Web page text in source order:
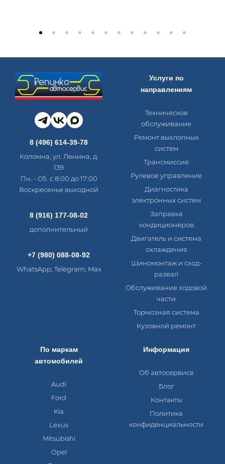
8 (496) 614-39-78
Коломна, ул. Ленина, д.
139
Пн. - Сб. с 8:00 до 17:00
Воскресенье выходной
8 (916) 177-08-02
дополнительный
+7 (980) 088-08-92
WhatsApp; Telegram; Max
Услуги по
направлениям
Техническое
обслуживание
Ремонт выхлопных
систем
Трансмиссия
Рулевое управление
Диагностика
электронных систем​
Заправка
кондиционеров
Двигатель и система
охлаждения
Шиномонтаж и сход-
развал
Обслуживание ходовой
части
Тормозная система
Кузовной ремонт
По маркам
автомобилей
Audi
Ford
Kia
Lexus
Mitsubishi
Opel
Информация
Об автосервисе
Блог
Контакты
Политика
конфиденциальности